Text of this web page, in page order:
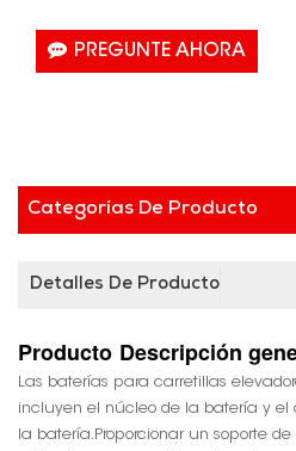
PREGUNTE AHORA
Categorías De Producto
Detalles De Producto
Producto Descripción
Las baterías para carretillas
incluyen el núcleo de la batería y el
la batería. Proporcionar un soporte